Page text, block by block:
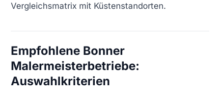
Vergleichsmatrix mit Küstenstandorten.
Empfohlene Bonner
Malermeisterbetriebe:
Auswahlkriterien